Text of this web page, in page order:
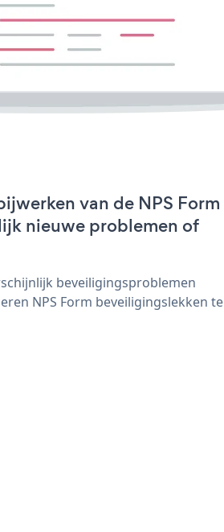
van de NPS Form
nieuwe problemen of
beveiligingsproblemen
NPS Form beveiligingslekken te